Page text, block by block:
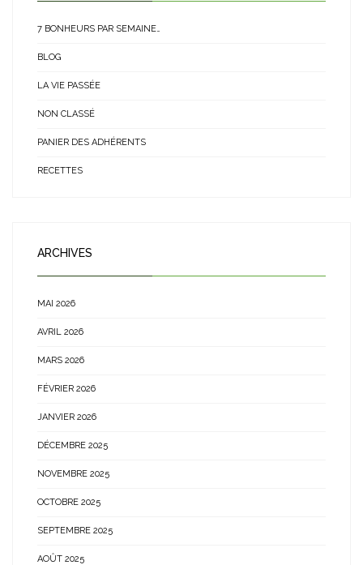
7 BONHEURS PAR SEMAINE…
BLOG
LA VIE PASSÉE
NON CLASSÉ
PANIER DES ADHÉRENTS
RECETTES
ARCHIVES
MAI 2026
AVRIL 2026
MARS 2026
FÉVRIER 2026
JANVIER 2026
DÉCEMBRE 2025
NOVEMBRE 2025
OCTOBRE 2025
SEPTEMBRE 2025
AOÛT 2025